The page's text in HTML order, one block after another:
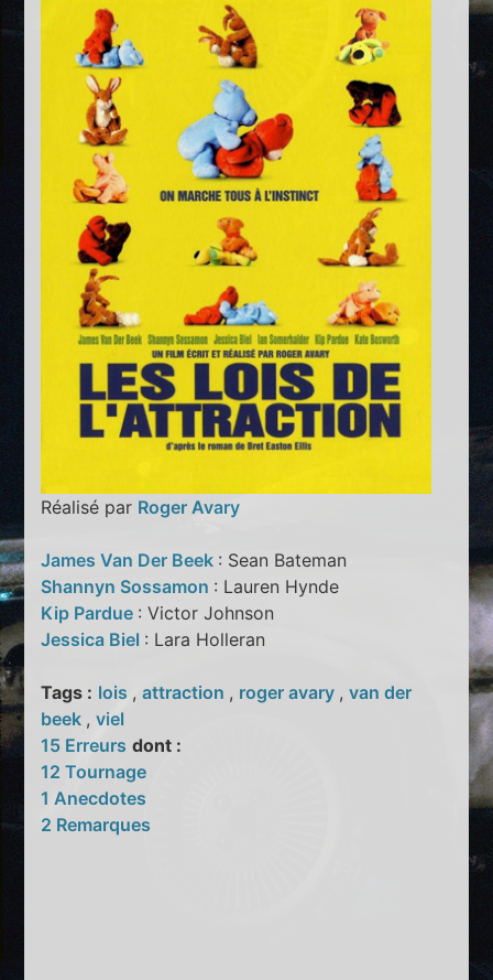
Réalisé par Roger Avary
James Van Der Beek : Sean Bateman
Shannyn Sossamon : Lauren Hynde
Kip Pardue : Victor Johnson
Jessica Biel : Lara Holleran
Tags : lois ,attraction , roger avary ,van der
beek ,viel
15 Erreurs dont :
12 Tournage
1 Anecdotes
2 Remarques